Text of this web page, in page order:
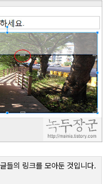
들의 링크를 모아둔 것입니다.